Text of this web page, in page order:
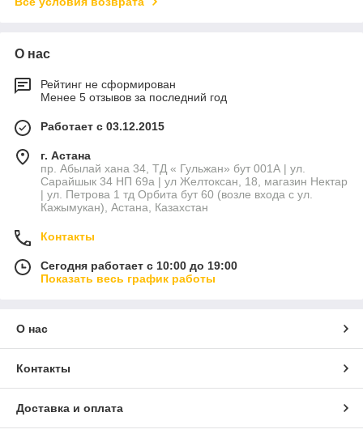
О нас
Рейтинг не сформирован
Менее 5 отзывов за последний год
Работает с 03.12.2015
г. Астана
пр. Абылай хана 34, ТД « Гульжан» бут 001А | ул.
Сарайшык 34 НП 69а | ул Желтоксан, 18, магазин Нектар
| ул. Петрова 1 тд Орбита бут 60 (возле входа с ул.
Кажымукан), Астана, Казахстан
Контакты
Сегодня работает с 10:00 до 19:00
Показать весь график работы
О нас
Контакты
Доставка и оплата